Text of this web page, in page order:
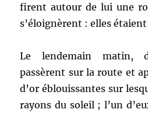
firent autour de lui une
s’éloignèrent : elles étaient
Le lendemain matin,
passèrent sur la route et
d’or éblouissantes sur
rayons du soleil ; l’un